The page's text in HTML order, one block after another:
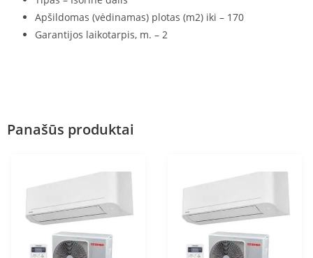
Apšildomas (vėdinamas) plotas (m2) iki – 170
Garantijos laikotarpis, m. – 2
Panašūs produktai